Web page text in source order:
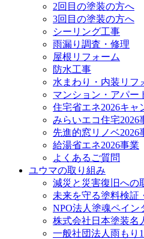
2回目の塗装の方へ
3回目の塗装の方へ
シーリング工事
雨漏り調査・修理
屋根リフォーム
防水工事
水まわり・内装リフ
マンション・アパー
住宅省エネ2026キャ
みらいエコ住宅2026
先進的窓リノベ2026
給湯省エネ2026事業
よくあるご質問
ユウマの取り組み
減災と災害復旧への
未来を守る塗料検証
NPO法人塗魂ペイン
株式会社日本塗装名
一般社団法人雨もり